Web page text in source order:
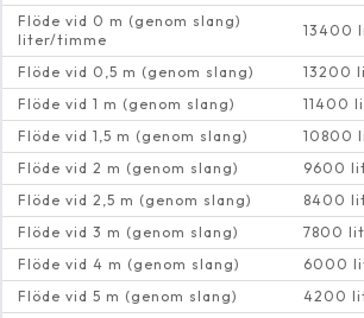
Flöde vid 0 m (genom slang)
liter/timme
13400
Flöde vid 0,5 m (genom slang)
13200
Flöde vid 1 m (genom slang)
11400
Flöde vid 1,5 m (genom slang)
10800
Flöde vid 2 m (genom slang)
9600
Flöde vid 2,5 m (genom slang)
8400
Flöde vid 3 m (genom slang)
7800
Flöde vid 4 m (genom slang)
6000
Flöde vid 5 m (genom slang)
4200